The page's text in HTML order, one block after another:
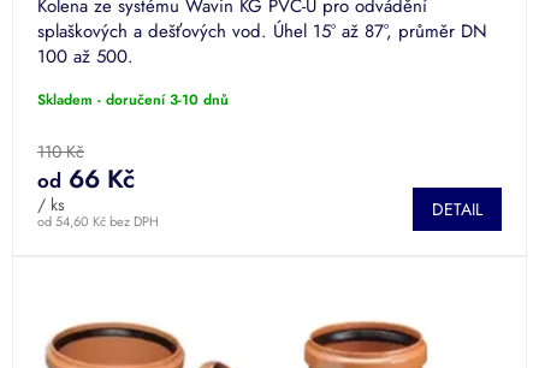
Kolena ze systému Wavin KG PVC-U pro odvádění
splaškových a dešťových vod. Úhel 15° až 87°, průměr DN
100 až 500.
Skladem - doručení 3-10 dnů
110 Kč
od 54,60 Kč bez DPH
od 66 Kč
/ ks DETAIL